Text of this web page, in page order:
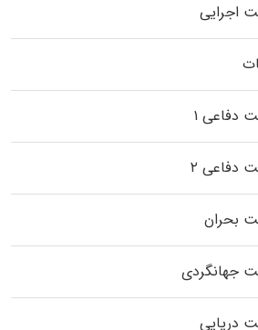
اجرایی
دفاعی ۱
دفاعی ۲
بحران
جهانگردی
دریایی